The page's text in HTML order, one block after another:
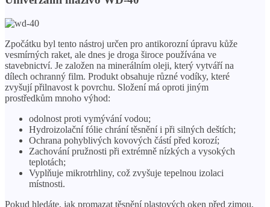
Zpočátku byl tento nástroj určen pro antikorozní úpravu kůže
vesmírných raket, ale dnes je droga široce používána ve
stavebnictví. Je založen na minerálním oleji, který vytváří na
dílech ochranný film. Produkt obsahuje různé vodíky, které
zvyšují přilnavost k povrchu. Složení má oproti jiným
prostředkům mnoho výhod:
odolnost proti vymývání vodou;
Hydroizolační fólie chrání těsnění i při silných deštích;
Ochrana pohyblivých kovových částí před korozí;
Zachování pružnosti při extrémně nízkých a vysokých
teplotách;
Vyplňuje mikrotrhliny, což zvyšuje tepelnou izolaci
místnosti.
Pokud hledáte, jak promazat těsnění plastových oken před zimou,